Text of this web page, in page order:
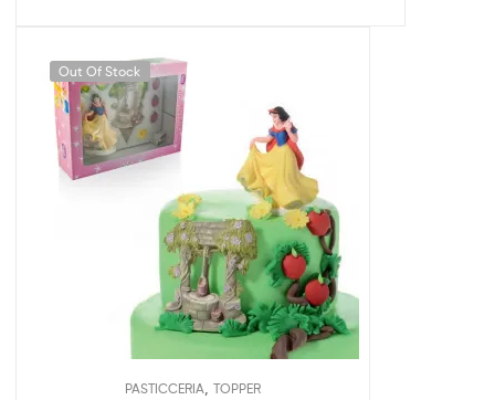
Out Of Stock
PASTICCERIA TOPPER